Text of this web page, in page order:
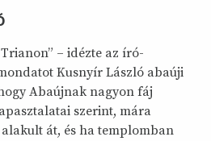
– idézte az író-
Kusnyír László abaúji
Abaújnak nagyon fáj
szerint, mára
át, és ha templomban